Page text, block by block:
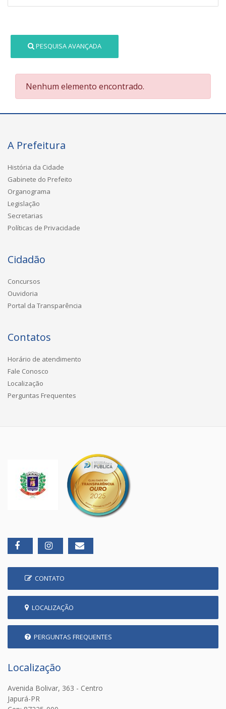
PESQUISA AVANÇADA
Nenhum elemento encontrado.
A Prefeitura
História da Cidade
Gabinete do Prefeito
Organograma
Legislação
Secretarias
Políticas de Privacidade
Cidadão
Concursos
Ouvidoria
Portal da Transparência
Contatos
Horário de atendimento
Fale Conosco
Localização
Perguntas Frequentes
CONTATO
LOCALIZAÇÃO
PERGUNTAS FREQUENTES
Localização
Avenida Bolivar, 363 - Centro
Japurá-PR